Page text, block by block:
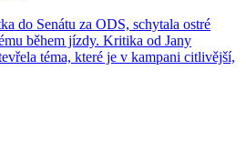
do Senátu za ODS, schytala ostré
během jízdy. Kritika od Jany
téma, které je v kampani citlivější,